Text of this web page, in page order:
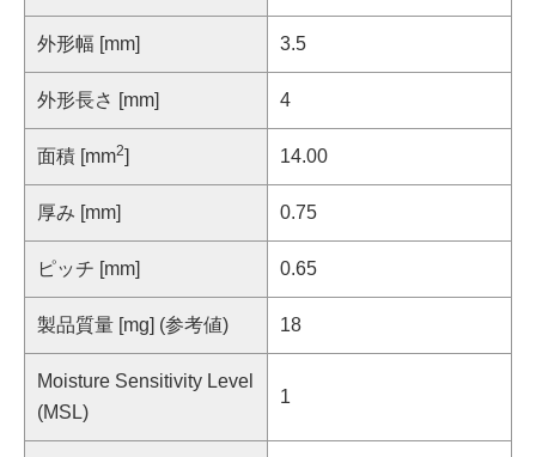
外形幅 [mm] 3.5
外形長さ [mm] 4
面積 [mm2] 14.00
厚み [mm] 0.75
ピッチ [mm] 0.65
製品質量 [mg] (参考値) 18
Moisture Sensitivity Level
(MSL)
1